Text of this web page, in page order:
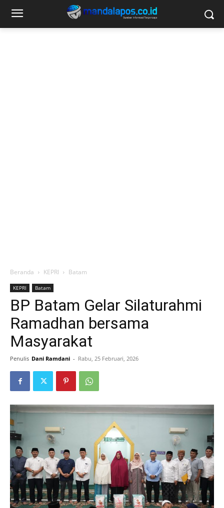
Beranda KEPRI Batam
KEPRI Batam
BP Batam Gelar Silaturahmi
Ramadhan bersama
Masyarakat
Penulis Dani Ramdani - Rabu, 25 Februari, 2026